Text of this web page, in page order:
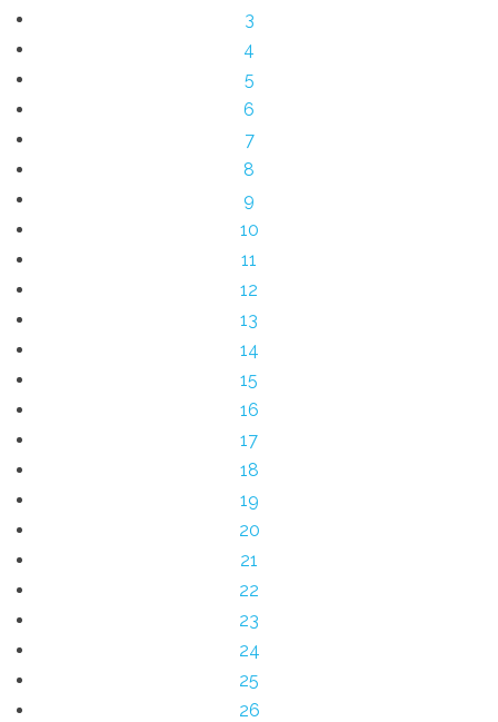
3
4
5
6
7
8
9
10
11
12
13
14
15
16
17
18
19
20
21
22
23
24
25
26